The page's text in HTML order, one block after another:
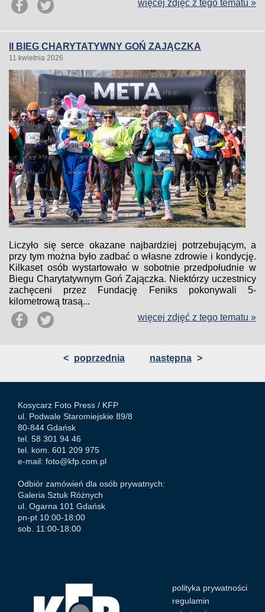
więcej zdjęć z tego tematu »
II BIEG CHARYTATYWNY GOŃ ZAJĄCZKA
11 kwietnia 2026
Liczyło się serce okazane najbardziej potrzebującym, a
przy tym można było zadbać o własne zdrowie i kondycję.
Kilkaset osób wystartowało w sobotnie przedpołudnie w
Biegu Charytatywnym Goń Zajączka. Niektórzy uczestnicy
zachęceni przez Fundację Feniks pokonywali 5-
kilometrową trasą...
więcej zdjęć z tego tematu »
< poprzednia następna >
Kosycarz Foto Press / KFP
ul. Podwale Staromiejskie 89/8
80-844 Gdańsk
tel. 58 301 94 46
tel. kom. 601 209 975
e-mail: foto@kfp.com.pl
Odbiór zamówień dla osób prywatnych:
Galeria Sztuk Różnych
ul. Ogarna 101 Gdańsk
pn-pt 10:00-18:00
sob. 11:00-18:00
polityka prywatności
regulamin